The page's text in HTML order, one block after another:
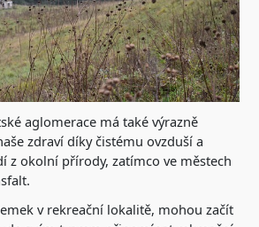
aglomerace má také výrazně
zdraví díky čistému ovzduší a
z okolní přírody, zatímco ve městech
v rekreační lokalitě, mohou začít